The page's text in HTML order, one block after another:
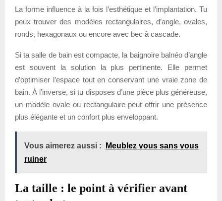
La forme influence à la fois l’esthétique et l’implantation. Tu
peux trouver des modèles rectangulaires, d’angle, ovales,
ronds, hexagonaux ou encore avec bec à cascade.
Si ta salle de bain est compacte, la baignoire balnéo d’angle
est souvent la solution la plus pertinente. Elle permet
d’optimiser l’espace tout en conservant une vraie zone de
bain. À l’inverse, si tu disposes d’une pièce plus généreuse,
un modèle ovale ou rectangulaire peut offrir une présence
plus élégante et un confort plus enveloppant.
Vous aimerez aussi :
Meublez vous sans vous
ruiner
La taille : le point à vérifier avant